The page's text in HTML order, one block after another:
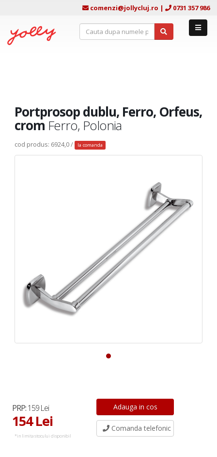
comenzi@jollycluj.ro | 0731 357 986
Portprosop dublu, Ferro, Orfeus,
crom Ferro, Polonia
cod produs: 6924,0 / la comanda
PRP:159 Lei
154 Lei
*in limita stocului disponibil
Comanda telefonic